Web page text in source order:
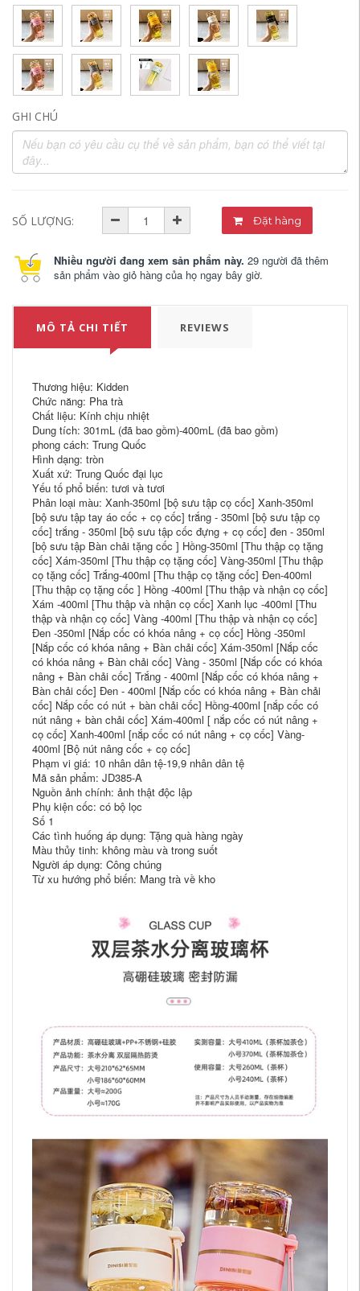
GHI CHÚ
SỐ LƯỢNG: Đặt hàng
Nhiều người đang xem sản phẩm này. 29 người đã thêm
sản phẩm vào giỏ hàng của họ ngay bây giờ.
MÔ TẢ CHI TIẾT REVIEWS
Thương hiệu: Kidden
Chức năng: Pha trà
Chất liệu: Kính chịu nhiệt
Dung tích: 301mL (đã bao gồm)-400mL (đã bao gồm)
phong cách: Trung Quốc
Hình dạng: tròn
Xuất xứ: Trung Quốc đại lục
Yếu tố phổ biến: tươi và tươi
Phân loại màu: Xanh-350ml [bộ sưu tập cọ cốc] Xanh-350ml
[bộ sưu tập tay áo cốc + cọ cốc] trắng - 350ml [bộ sưu tập cọ
cốc] trắng - 350ml [bộ sưu tập cốc đựng + cọ cốc] đen - 350ml
[bộ sưu tập Bàn chải tặng cốc ] Hồng-350ml [Thu thập cọ tặng
cốc] Xám-350ml [Thu thập cọ tặng cốc] Vàng-350ml [Thu thập
cọ tặng cốc] Trắng-400ml [Thu thập cọ tặng cốc] Đen-400ml
[Thu thập cọ tặng cốc ] Hồng -400ml [Thu thập và nhận cọ cốc]
Xám -400ml [Thu thập và nhận cọ cốc] Xanh lục -400ml [Thu
thập và nhận cọ cốc] Vàng -400ml [Thu thập và nhận cọ cốc]
Đen -350ml [Nắp cốc có khóa nâng + cọ cốc] Hồng -350ml
[Nắp cốc có khóa nâng + Bàn chải cốc] Xám-350ml [Nắp cốc
có khóa nâng + Bàn chải cốc] Vàng - 350ml [Nắp cốc có khóa
nâng + Bàn chải cốc] Trắng - 400ml [Nắp cốc có khóa nâng +
Bàn chải cốc] Đen - 400ml [Nắp cốc có khóa nâng + Bàn chải
cốc] Nắp cốc có nút + bàn chải cốc] Hồng-400ml [nắp cốc có
nút nâng + bàn chải cốc] Xám-400ml [ nắp cốc có nút nâng +
cọ cốc] Xanh-400ml [nắp cốc có nút nâng + cọ cốc] Vàng-
400ml [Bộ nút nâng cốc + cọ cốc]
Phạm vi giá: 10 nhân dân tệ-19,9 nhân dân tệ
Mã sản phẩm: JD385-A
Nguồn ảnh chính: ảnh thật độc lập
Phụ kiện cốc: có bộ lọc
Số 1
Các tình huống áp dụng: Tặng quà hàng ngày
Màu thủy tinh: không màu và trong suốt
Người áp dụng: Công chúng
Từ xu hướng phổ biến: Mang trà về kho